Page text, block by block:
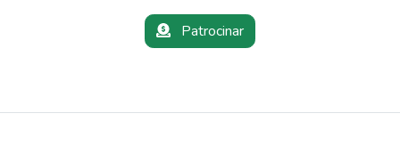
Patrocinar